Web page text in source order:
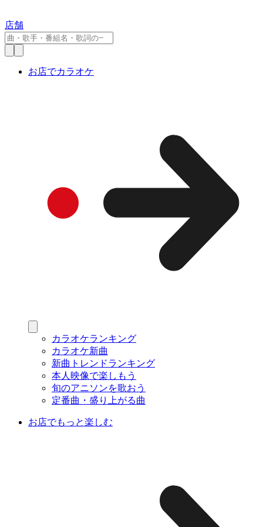
店舗
お店でカラオケ
カラオケランキング
カラオケ新曲
新曲トレンドランキング
本人映像で楽しもう
旬のアニソンを歌おう
定番曲・盛り上がる曲
お店でもっと楽しむ